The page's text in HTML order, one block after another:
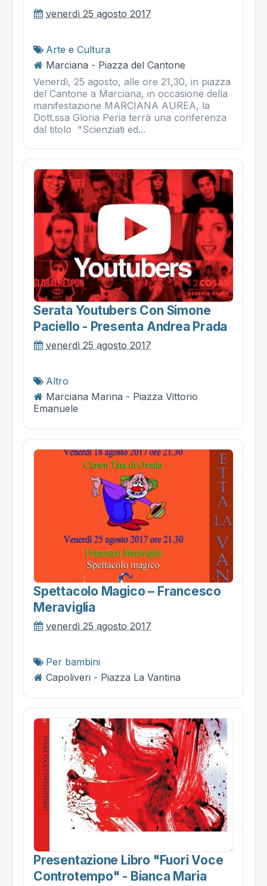
venerdì 25 agosto 2017
Arte e Cultura
Marciana - Piazza del Cantone
Venerdì, 25 agosto, alle ore 21,30, in piazza
del Cantone a Marciana, in occasione della
manifestazione MARCIANA AUREA, la
Dott.ssa Gloria Peria terrà una conferenza
dal titolo "Scienziati ed...
Serata Youtubers Con Simone
Paciello - Presenta Andrea Prada
venerdì 25 agosto 2017
Altro
Marciana Marina - Piazza Vittorio
Emanuele
Spettacolo Magico – Francesco
Meraviglia
venerdì 25 agosto 2017
Per bambini
Capoliveri - Piazza La Vantina
Presentazione Libro "fuori Voce
Controtempo" - Bianca Maria